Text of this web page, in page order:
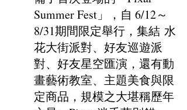
Summer Fest」，自 6/12～
8/31期間限定舉行，集結 水
花大街派對、好友巡遊派
對、好友星空匯演，還有動
畫藝術教室、主題美食與限
定商品，規模之大堪稱歷年